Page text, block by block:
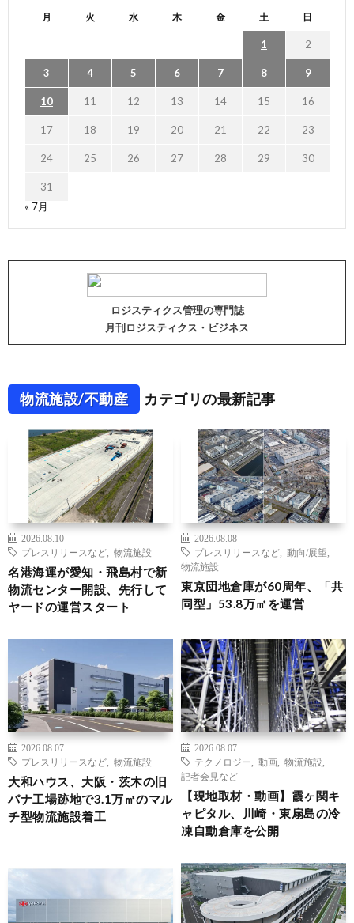
月 火 水 木 金 土 日
1 2
3 4 5 6 7 8 9
10 11 12 13 14 15 16
17 18 19 20 21 22 23
24 25 26 27 28 29 30
31
« 7月
ロジスティクス管理の専門誌
月刊ロジスティクス・ビジネス
物流施設/不動産 カテゴリの最新記事
2026.08.10
プレスリリースなど
物流施設
名港海運が愛知・飛島村で新
物流センター開設、先行して
ヤードの運営スタート
2026.08.08
プレスリリースなど
動向/展望
物流施設
東京団地倉庫が60周年、「共
同型」53.8万㎡を運営
2026.08.07
プレスリリースなど
物流施設
大和ハウス、大阪・茨木の旧
パナ工場跡地で3.1万㎡のマル
チ型物流施設着工
2026.08.07
テクノロジー
動画 物流施設
記者会見など
【現地取材・動画】霞ヶ関キ
ャピタル、川崎・東扇島の冷
凍自動倉庫を公開